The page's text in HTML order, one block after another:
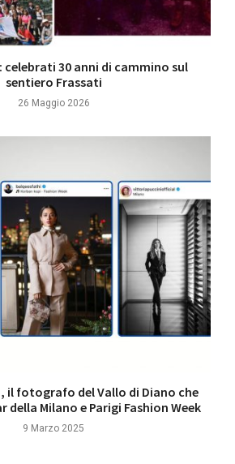
celebrati 30 anni di cammino sul
sentiero Frassati
26 Maggio 2026
il fotografo del Vallo di Diano che
Milano e Parigi Fashion Week
9 Marzo 2025